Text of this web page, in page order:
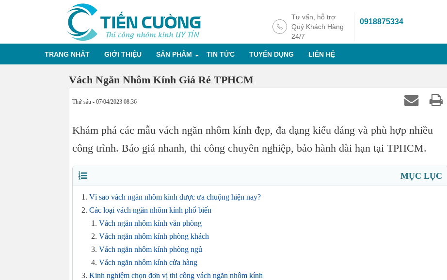
Tư vấn, hỗ trợ
Quý Khách Hàng
24/7
0918875334
TRANG NHẤT GIỚI THIỆU SẢN PHẨM TIN TỨC TUYỂN DỤNG LIÊN HỆ
Vách Ngăn Nhôm Kính Giá Rẻ TPHCM
Thứ sáu - 07/04/2023 08:36
Khám phá các mẫu vách ngăn nhôm kính đẹp, đa dạng kiểu dáng và phù hợp nhiều
công trình. Báo giá nhanh, thi công chuyên nghiệp, bảo hành dài hạn tại TPHCM.
MỤC LỤC
Vì sao vách ngăn nhôm kính được ưa chuộng hiện nay?
Các loại vách ngăn nhôm kính phổ biến
Vách ngăn nhôm kính văn phòng
Vách ngăn nhôm kính phòng khách
Vách ngăn nhôm kính phòng ngủ
Vách ngăn nhôm kính cửa hàng
Kinh nghiệm chọn đơn vị thi công vách ngăn nhôm kính